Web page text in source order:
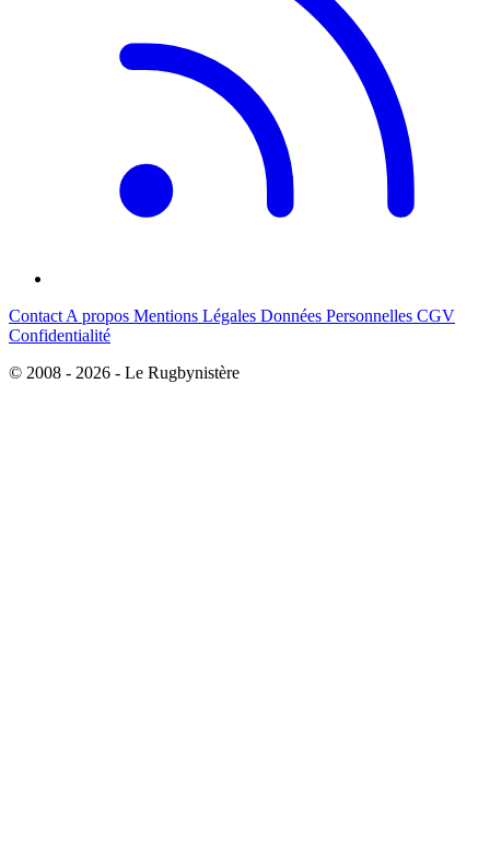
Contact A propos Mentions Légales Données Personnelles CGV
Confidentialité
© 2008 - 2026 - Le Rugbynistère